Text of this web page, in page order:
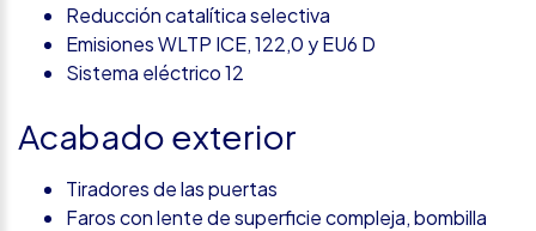
Reducción catalítica selectiva
Emisiones WLTP ICE, 122,0 y EU6 D
Sistema eléctrico 12
Acabado exterior
Tiradores de las puertas
Faros con lente de superficie compleja, bombilla